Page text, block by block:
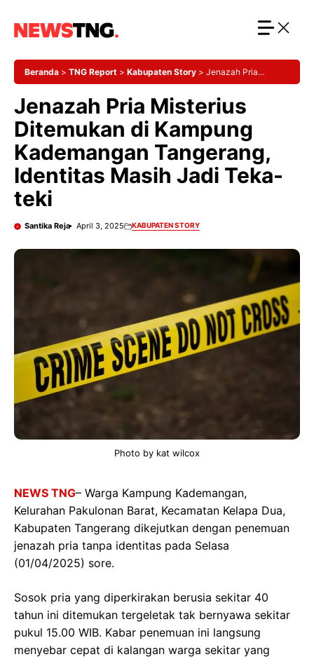
Beranda > TNG Report > Kabupaten Story > Jenazah Pria
Masih Jadi Teka-teki
Jenazah Pria Misterius
Ditemukan di Kampung
Kademangan Tangerang,
Identitas Masih Jadi Teka-
teki
Santika Reja April 3, 2025 KABUPATEN STORY
Photo by kat wilcox
NEWS TNG– Warga Kampung Kademangan,
Kelurahan Pakulonan Barat, Kecamatan Kelapa Dua,
Kabupaten Tangerang dikejutkan dengan penemuan
jenazah pria tanpa identitas pada Selasa
(01/04/2025) sore.
Sosok pria yang diperkirakan berusia sekitar 40
tahun ini ditemukan tergeletak tak bernyawa sekitar
pukul 15.00 WIB. Kabar penemuan ini langsung
menyebar cepat di kalangan warga sekitar yang